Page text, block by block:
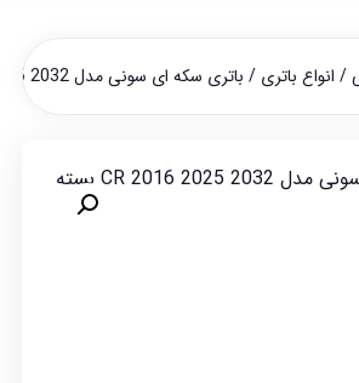
/ انواع باتری / باتری سکه ای سونی مدل CR 2016 2025 2032 بسته پنج عددی